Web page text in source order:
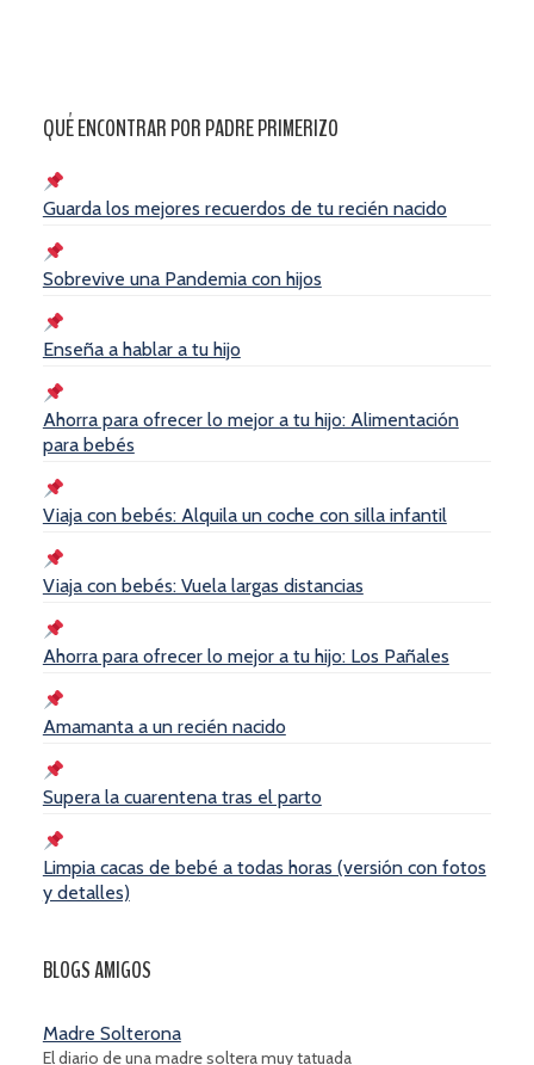
QUÉ ENCONTRAR POR PADRE PRIMERIZO
Guarda los mejores recuerdos de tu recién nacido
Sobrevive una Pandemia con hijos
Enseña a hablar a tu hijo
Ahorra para ofrecer lo mejor a tu hijo: Alimentación
para bebés
Viaja con bebés: Alquila un coche con silla infantil
Viaja con bebés: Vuela largas distancias
Ahorra para ofrecer lo mejor a tu hijo: Los Pañales
Amamanta a un recién nacido
Supera la cuarentena tras el parto
Limpia cacas de bebé a todas horas (versión con fotos
y detalles)
BLOGS AMIGOS
Madre Solterona
El diario de una madre soltera muy tatuada